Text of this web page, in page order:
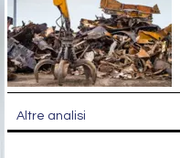
Altre analisi